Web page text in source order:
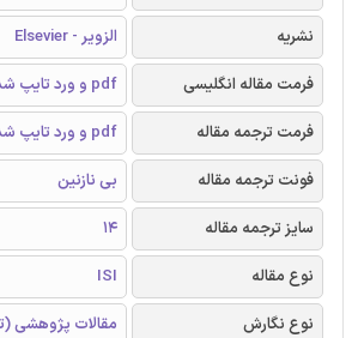
نشریه
الزویر - Elsevier
فرمت مقاله انگلیسی
pdf و ورد تایپ شده با قابلیت ویرایش
فرمت ترجمه مقاله
pdf و ورد تایپ شده با قابلیت ویرایش
فونت ترجمه مقاله
بی نازنین
سایز ترجمه مقاله
14
نوع مقاله
ISI
نوع نگارش
مقالات پژوهشی